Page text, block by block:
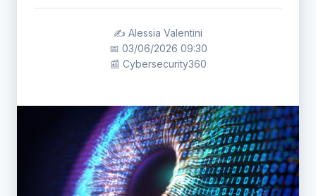
✍️ Alessia Valentini
📅 03/06/2026 09:30
📰 Cybersecurity360